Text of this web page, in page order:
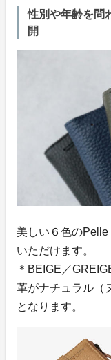
性別や年齢を問
開
美しい６色の
いただけます。
＊BEIGE／
革がナチュラル（
となります。